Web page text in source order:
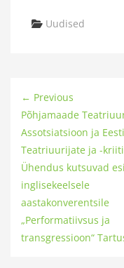
Categories
Uudised
← Previous
Põhjamaade
Assotsiatsioon ja Eesti
Teatriuurijate ja -
Ühendus kutsuvad
inglisekeelsele
aastakonverentsile
„Performatiivsus ja
transgressioon“